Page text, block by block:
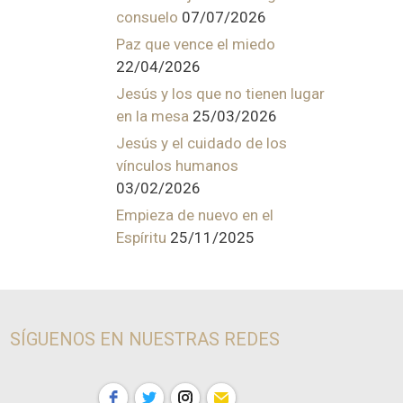
consuelo 07/07/2026
Paz que vence el miedo
22/04/2026
Jesús y los que no tienen lugar
en la mesa 25/03/2026
Jesús y el cuidado de los
vínculos humanos
03/02/2026
Empieza de nuevo en el
Espíritu 25/11/2025
SÍGUENOS EN NUESTRAS REDES